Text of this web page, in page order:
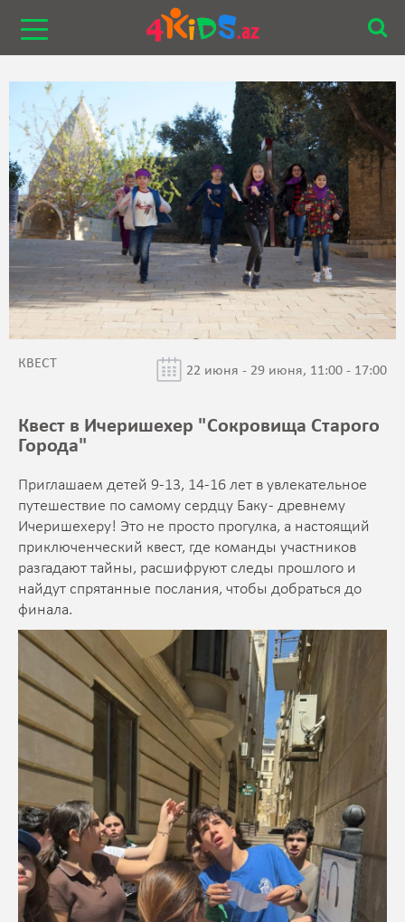
КВЕСТ 22 июня - 29 июня, 11:00 - 17:00
Квест в Ичеришехер "Сокровища Старого
Города"
Приглашаем детей 9-13, 14-16 лет в увлекательное
путешествие по самому сердцу Баку - древнему
Ичеришехеру! Это не просто прогулка, а настоящий
приключенческий квест, где команды участников
разгадaют тайны, расшифруют следы прошлого и
найдут спрятанные послания, чтобы добраться до
финала.